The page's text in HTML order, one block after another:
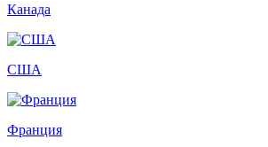
Канада
США
Франция